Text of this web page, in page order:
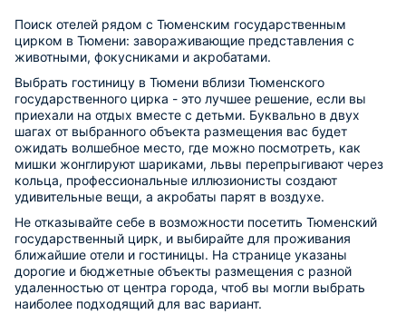
Поиск отелей рядом с Тюменским государственным
цирком в Тюмени: завораживающие представления с
животными, фокусниками и акробатами.
Выбрать гостиницу в Тюмени вблизи Тюменского
государственного цирка - это лучшее решение, если вы
приехали на отдых вместе с детьми. Буквально в двух
шагах от выбранного объекта размещения вас будет
ожидать волшебное место, где можно посмотреть, как
мишки жонглируют шариками, львы перепрыгивают через
кольца, профессиональные иллюзионисты создают
удивительные вещи, а акробаты парят в воздухе.
Не отказывайте себе в возможности посетить Тюменский
государственный цирк, и выбирайте для проживания
ближайшие отели и гостиницы. На странице указаны
дорогие и бюджетные объекты размещения с разной
удаленностью от центра города, чтоб вы могли выбрать
наиболее подходящий для вас вариант.